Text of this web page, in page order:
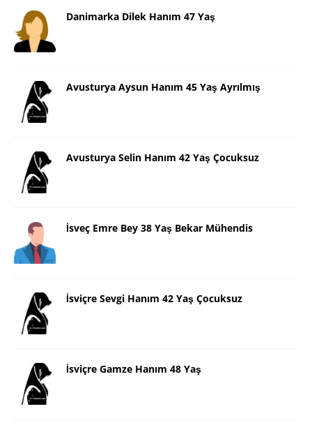
Danimarka Dilek Hanım 47 Yaş
Avusturya Aysun Hanım 45 Yaş Ayrılmış
Avusturya Selin Hanım 42 Yaş Çocuksuz
İsveç Emre Bey 38 Yaş Bekar Mühendis
İsviçre Sevgi Hanım 42 Yaş Çocuksuz
İsviçre Gamze Hanım 48 Yaş